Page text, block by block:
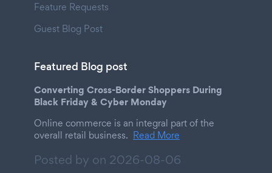
Feature Requests
Guest Blog Post
Featured Blog post
Converting Cross-Border Shoppers During
Black Friday & Cyber Monday
Online commerce is an integral part of the
overall retail business. Read More
Posted by on 2026-08-06